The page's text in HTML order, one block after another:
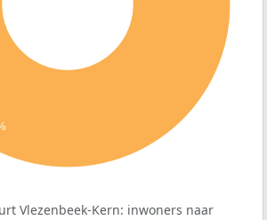
Vlezenbeek-Kern: inwoners naar